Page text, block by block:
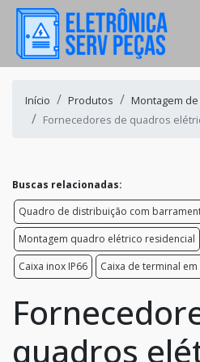
Início Produtos
Montagem
Fornecedores de quadros
Buscas relacionadas:
Quadro de distribuição com
Montagem quadro elétrico residencial
Caixa inox IP66
Caixa de terminal
quadros